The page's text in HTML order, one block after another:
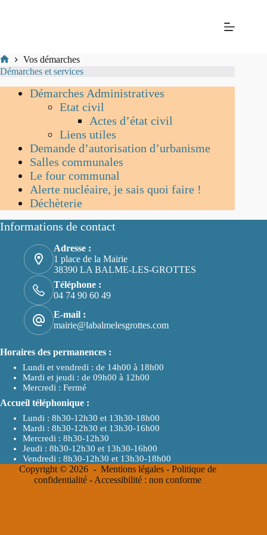
Mairie
Vos démarches
Démarches et services
Démarches Administratives
Etat civil
Actes d’état civil
Liens utiles
Demande d’autorisation d’urbanisme
Salles communales
Le four communal
Alerte nucléaire, je sais quoi faire !
Déchèterie
Informations de contact
Adresse :
1 place de la Mairie
38390 LA BALME-LES-GROTTES
Téléphone :
04 74 90 60 49
E-mail :
mairie@labalmelesgrottes.com
Horaires des permanences :
Lundi et vendredi : de 14h00 à 18h00
Mardi et jeudi : de 09h00 à 12h00
Mercredi : Fermé
Accueil téléphonique :
Lundi : 8h30-12h30 et 13h30-18h00
Mardi : 8h30-12h30 et 13h30-16h00
Mercredi : 8h30-12h30
Jeudi : 8h30-12h30 et 13h30-16h00
Vendredi : 8h30-12h30 et 13h30-18h00
Copyright © 2026 - Mentions légales- Politique de
confidentialité- Accessibilité : non conforme